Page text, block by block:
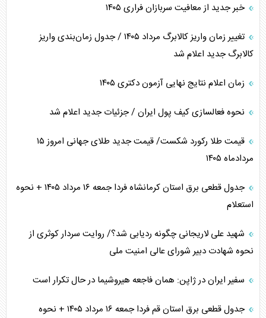
خبر جدید از معافیت سربازان فراری ۱۴۰۵
تغییر زمان واریز کالابرگ مرداد ۱۴۰۵ / جدول زمان‌بندی واریز
کالابرگ جدید اعلام شد
زمان اعلام نتایج نهایی آزمون دکتری ۱۴۰۵
نحوه فعالسازی کیف پول ایران / جزئیات جدید اعلام شد
قیمت طلا رکورد شکست/ قیمت جدید طلای جهانی امروز ۱۵
مردادماه ۱۴۰۵
جدول قطعی برق استان کرمانشاه فردا جمعه ۱۶ مرداد ۱۴۰۵ + نحوه
استعلام
شهید علی لاریجانی چگونه ردیابی شد؟/ روایت سردار کوثری از
نحوه شهادت دبیر شورای عالی امنیت ملی
سفیر ایران در ژاپن: همان فاجعه هیروشیما در حال تکرار است
جدول قطعی برق استان قم فردا جمعه ۱۶ مرداد ۱۴۰۵ + نحوه